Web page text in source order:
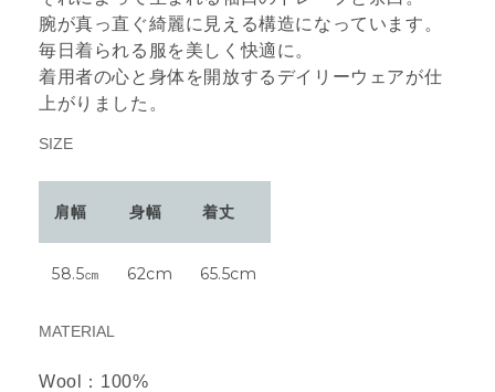
腕が真っ直ぐ綺麗に見える構造になっています。
毎日着られる服を美しく快適に。
着用者の心と身体を開放するデイリーウェアが仕
上がりました。
SIZE
肩幅 身幅 着丈
58.5㎝ 62cm 65.5cm
MATERIAL
Wool：100%